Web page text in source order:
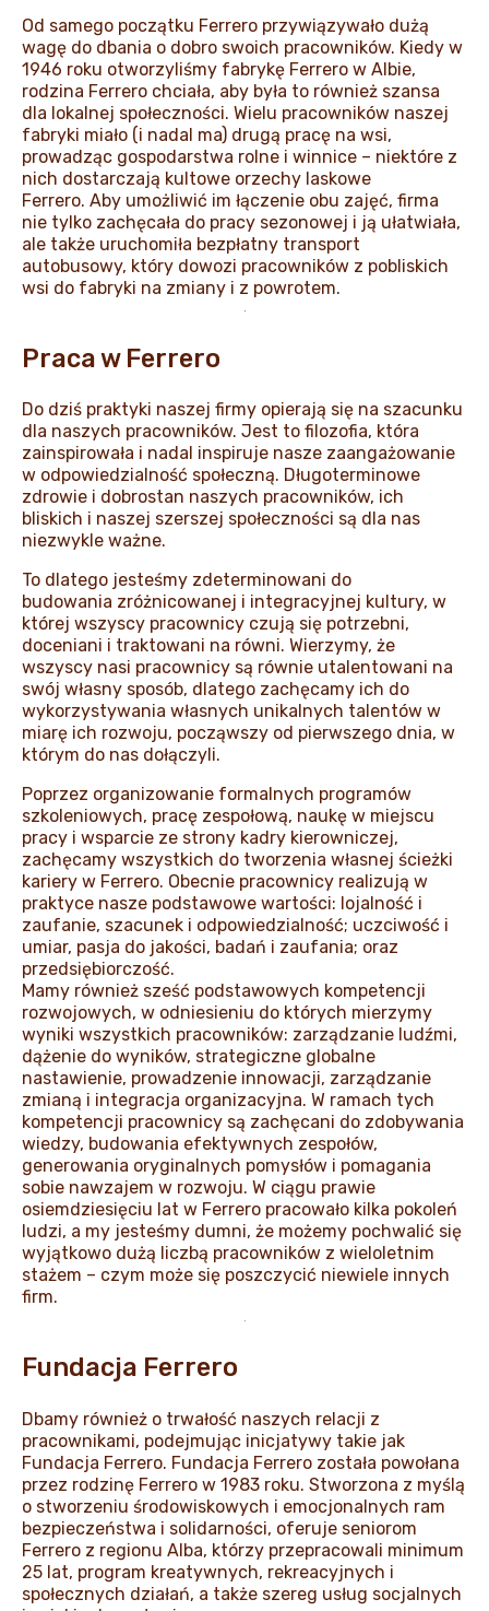
Od samego początku Ferrero przywiązywało dużą
wagę do dbania o dobro swoich pracowników. Kiedy w
1946 roku otworzyliśmy fabrykę Ferrero w Albie,
rodzina Ferrero chciała, aby była to również szansa
dla lokalnej społeczności. Wielu pracowników naszej
fabryki miało (i nadal ma) drugą pracę na wsi,
prowadząc gospodarstwa rolne i winnice – niektóre z
nich dostarczają kultowe orzechy laskowe
Ferrero. Aby umożliwić im łączenie obu zajęć, firma
nie tylko zachęcała do pracy sezonowej i ją ułatwiała,
ale także uruchomiła bezpłatny transport
autobusowy, który dowozi pracowników z pobliskich
wsi do fabryki na zmiany i z powrotem.
Praca w Ferrero
Do dziś praktyki naszej firmy opierają się na szacunku
dla naszych pracowników. Jest to filozofia, która
zainspirowała i nadal inspiruje nasze zaangażowanie
w odpowiedzialność społeczną. Długoterminowe
zdrowie i dobrostan naszych pracowników, ich
bliskich i naszej szerszej społeczności są dla nas
niezwykle ważne.
To dlatego jesteśmy zdeterminowani do
budowania zróżnicowanej i integracyjnej kultury, w
której wszyscy pracownicy czują się potrzebni,
doceniani i traktowani na równi. Wierzymy, że
wszyscy nasi pracownicy są równie utalentowani na
swój własny sposób, dlatego zachęcamy ich do
wykorzystywania własnych unikalnych talentów w
miarę ich rozwoju, począwszy od pierwszego dnia, w
którym do nas dołączyli.
Poprzez organizowanie formalnych programów
szkoleniowych, pracę zespołową, naukę w miejscu
pracy i wsparcie ze strony kadry kierowniczej,
zachęcamy wszystkich do tworzenia własnej ścieżki
kariery w Ferrero. Obecnie pracownicy realizują w
praktyce nasze podstawowe wartości: lojalność i
zaufanie, szacunek i odpowiedzialność; uczciwość i
umiar, pasja do jakości, badań i zaufania; oraz
przedsiębiorczość.
Mamy również sześć podstawowych kompetencji
rozwojowych, w odniesieniu do których mierzymy
wyniki wszystkich pracowników: zarządzanie ludźmi,
dążenie do wyników, strategiczne globalne
nastawienie, prowadzenie innowacji, zarządzanie
zmianą i integracja organizacyjna. W ramach tych
kompetencji pracownicy są zachęcani do zdobywania
wiedzy, budowania efektywnych zespołów,
generowania oryginalnych pomysłów i pomagania
sobie nawzajem w rozwoju. W ciągu prawie
osiemdziesięciu lat w Ferrero pracowało kilka pokoleń
ludzi, a my jesteśmy dumni, że możemy pochwalić się
wyjątkowo dużą liczbą pracowników z wieloletnim
stażem – czym może się poszczycić niewiele innych
firm.
Fundacja Ferrero
Dbamy również o trwałość naszych relacji z
pracownikami, podejmując inicjatywy takie jak
Fundacja Ferrero. Fundacja Ferrero została powołana
przez rodzinę Ferrero w 1983 roku. Stworzona z myślą
o stworzeniu środowiskowych i emocjonalnych ram
bezpieczeństwa i solidarności, oferuje seniorom
Ferrero z regionu Alba, którzy przepracowali minimum
25 lat, program kreatywnych, rekreacyjnych i
społecznych działań, a także szereg usług socjalnych